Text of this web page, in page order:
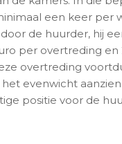
een keer per
de huurder, hij
per overtreding en
overtreding
evenwicht
positie voor de